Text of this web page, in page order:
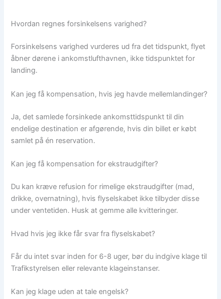
Hvordan regnes forsinkelsens varighed?
Forsinkelsens varighed vurderes ud fra det tidspunkt, flyet
åbner dørene i ankomstlufthavnen, ikke tidspunktet for
landing.
Kan jeg få kompensation, hvis jeg havde mellemlandinger?
Ja, det samlede forsinkede ankomsttidspunkt til din
endelige destination er afgørende, hvis din billet er købt
samlet på én reservation.
Kan jeg få kompensation for ekstraudgifter?
Du kan kræve refusion for rimelige ekstraudgifter (mad,
drikke, overnatning), hvis flyselskabet ikke tilbyder disse
under ventetiden. Husk at gemme alle kvitteringer.
Hvad hvis jeg ikke får svar fra flyselskabet?
Får du intet svar inden for 6-8 uger, bør du indgive klage til
Trafikstyrelsen eller relevante klageinstanser.
Kan jeg klage uden at tale engelsk?